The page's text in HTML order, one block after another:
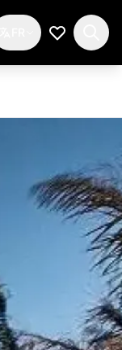
Ma Liste